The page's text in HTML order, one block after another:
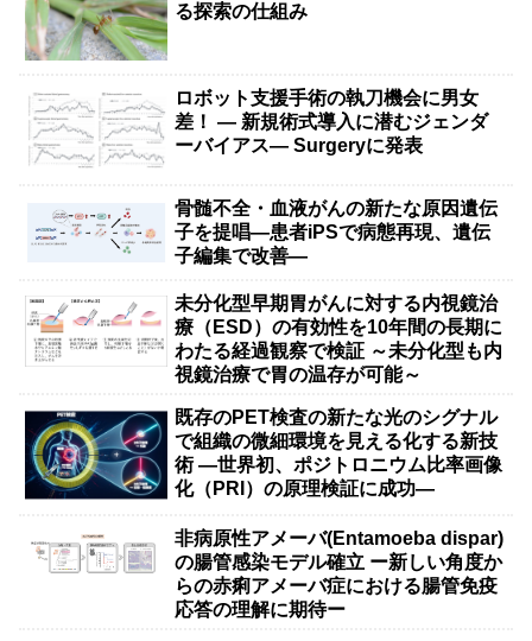
る探索の仕組み
ロボット支援手術の執刀機会に男女
差！ — 新規術式導入に潜むジェンダ
ーバイアス— Surgeryに発表
骨髄不全・血液がんの新たな原因遺伝
子を提唱―患者iPSで病態再現、遺伝
子編集で改善―
未分化型早期胃がんに対する内視鏡治
療（ESD）の有効性を10年間の長期に
わたる経過観察で検証 ～未分化型も内
視鏡治療で胃の温存が可能～
既存のPET検査の新たな光のシグナル
で組織の微細環境を見える化する新技
術 ―世界初、ポジトロニウム比率画像
化（PRI）の原理検証に成功―
非病原性アメーバ(Entamoeba dispar)
の腸管感染モデル確立 ー新しい角度か
らの赤痢アメーバ症における腸管免疫
応答の理解に期待ー